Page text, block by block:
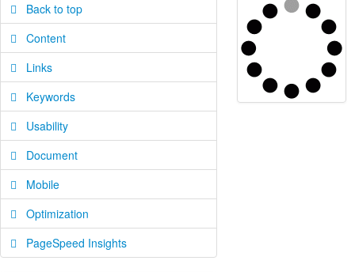
Back to top
Content
Links
Keywords
Usability
Document
Mobile
Optimization
PageSpeed Insights